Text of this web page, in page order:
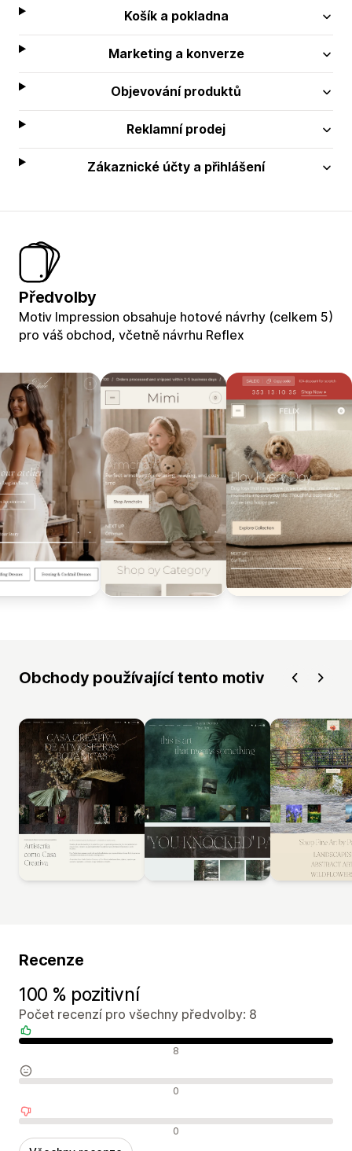
Košík a pokladna
Marketing a konverze
Objevování produktů
Reklamní prodej
Zákaznické účty a přihlášení
Předvolby
Motiv Impression obsahuje hotové návrhy (celkem 5)
pro váš obchod, včetně návrhu Reflex
Obchody používající tento motiv
Recenze
100 % pozitivní
Počet recenzí pro všechny předvolby: 8
Pozitivní recenze 8
Neutrální recenze 0
Negativní recenze 0